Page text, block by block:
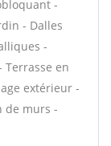
-
- Dalles
-
Terrasse en
extérieur -
de murs -